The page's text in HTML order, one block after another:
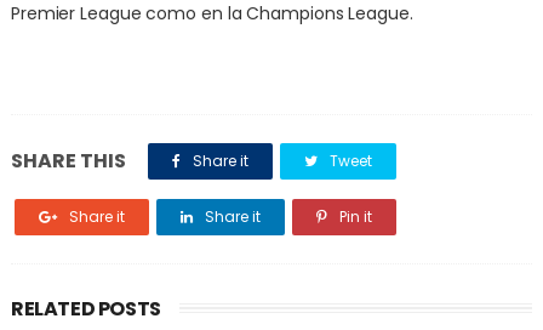
Premier League como en la Champions League.
SHARE THIS Share it Tweet
Share it Share it Pin it
RELATED POSTS